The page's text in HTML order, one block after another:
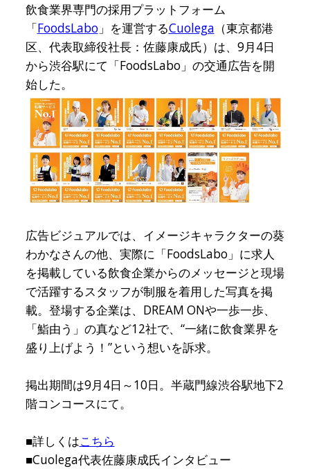
飲食業界専門の採用プラットフォーム
「FoodsLabo 」を運営するCuolega （東京都港
区、代表取締役社長：佐藤康成氏）は、9月4日
から渋谷駅にて「FoodsLabo」の交通広告を開
始した。
広告ビジュアルでは、イメージキャラクターの葵
わかなさんの他、実際に「FoodsLabo」に求人
を掲載している飲食企業からのメッセージと現場
で活躍するスタッフが制服を着用した写真を掲
載。登場する企業は、DREAM ONや一歩一歩、
「鮨由う」の真など12社で、“一緒に飲食業界を
盛り上げよう！”という想いを訴求。
掲出期間は9月4日～10日。半蔵門線渋谷駅地下2
階コンコースにて。
■詳しくはこちら
■Cuolega代表佐藤康成氏インタビュー